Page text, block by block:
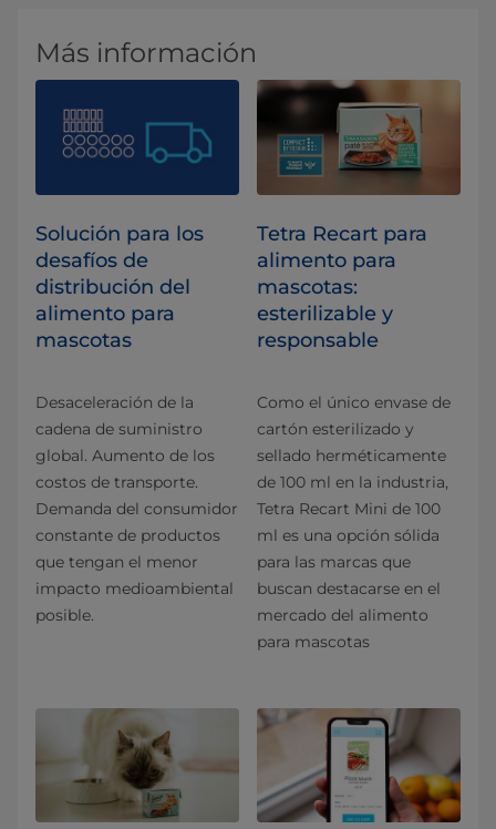
Más información
Solución para los
desafíos de
distribución del
alimento para
mascotas
Desaceleración de la
cadena de suministro
global. Aumento de los
costos de transporte.
Demanda del consumidor
constante de productos
que tengan el menor
impacto medioambiental
posible.
Tetra Recart para
alimento para
mascotas:
esterilizable y
responsable
Como el único envase de
cartón esterilizado y
sellado herméticamente
de 100 ml en la industria,
Tetra Recart Mini de 100
ml es una opción sólida
para las marcas que
buscan destacarse en el
mercado del alimento
para mascotas